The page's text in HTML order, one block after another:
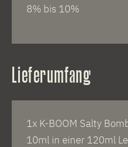
8% bis 10%
Lieferumfang
1x K-BOOM Salty
10ml in einer 120ml